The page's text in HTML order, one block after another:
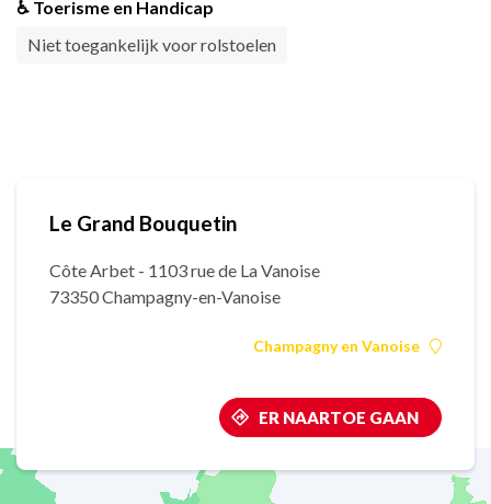
♿ Toerisme en Handicap
Niet toegankelijk voor rolstoelen
Le Grand Bouquetin
Côte Arbet - 1103 rue de La Vanoise
73350 Champagny-en-Vanoise
Champagny en Vanoise
ER NAARTOE GAAN